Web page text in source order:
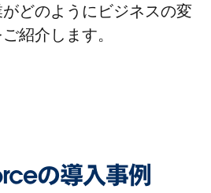
どのようにビジネスの変
紹介します。
の導入事例